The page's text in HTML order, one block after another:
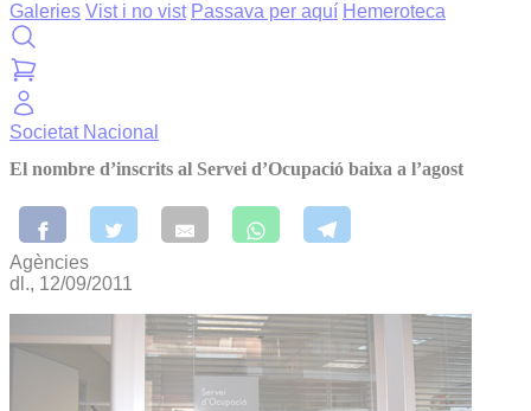
Galeries Vist i no vist Passava per aquí Hemeroteca
Societat Nacional
El nombre d’inscrits al Servei d’Ocupació baixa a l’agost
Agències
dl., 12/09/2011